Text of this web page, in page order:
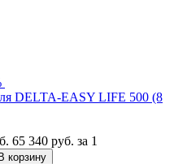
DELTA-EASY LIFE 500 (8
65 340 руб. за 1
В корзину